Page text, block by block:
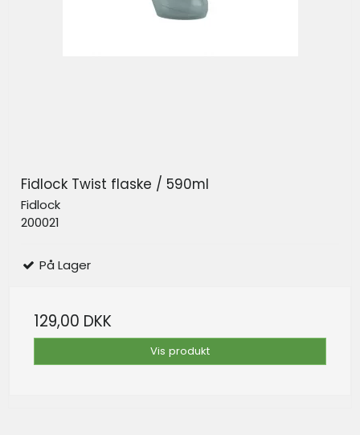
Fidlock Twist flaske / 590ml
Fidlock
200021
På Lager
129,00 DKK
Vis produkt